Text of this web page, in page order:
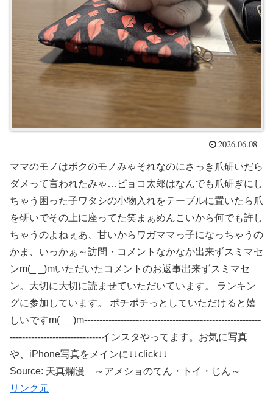
2026.06.08
ママのモノはボクのモノみゃそれなのにさっき爪研いだら
ダメって言われたみゃ…ピョコ太郎はなんでも爪研ぎにし
ちゃう困った子ワタシの小物入れをテーブルに置いたら爪
を研いでその上に座ってた笑まぁめんこいから何でも許し
ちゃうのよねぇあ、甘いからワガママっ子になっちゃうの
かま、いっかぁ～訪問・コメントなかなか出来ずスミマセ
ンm(_ _)mいただいたコメントのお返事出来ずスミマセ
ン。大切に大切に読ませていただいています。 ランキン
グに参加しています。 ポチポチっとしていただけると嬉
しいですm(_ _)m----------------------------------------------------------
------------------------------インスタやってます。お気に写真
や、iPhone写真をメインに↓↓click↓↓
Source: 天真爛漫 ～アメショのてん・トイ・じん～
リンク元